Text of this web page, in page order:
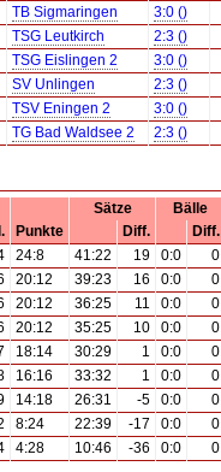
TB Sigmaringen
3:0 ()
TSG Leutkirch
2:3 ()
TSG Eislingen 2
3:0 ()
SV Unlingen
2:3 ()
TSV Eningen 2
3:0 ()
TG Bad Waldsee 2 2:3 ()
Sätze
Bälle
Punkte Diff.
Diff.
24:8 41:22 19 0:0
0
20:12 39:23 16 0:0
0
20:12 36:25 11 0:0
0
20:12 35:25 10 0:0
0
18:14 30:29 1 0:0
0
16:16 33:32 1 0:0
0
14:18 26:31 -5 0:0
0
8:24 22:39 -17 0:0
0
4:28 10:46 -36 0:0 0